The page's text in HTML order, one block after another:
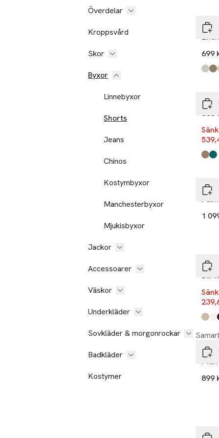
Överdelar
Kroppsvård
Skor
Byxor
Linnebyxor
Shorts
Jeans
Chinos
Kostymbyxor
Manchesterbyxor
Mjukisbyxor
Jackor
Accessoarer
Väskor
Underkläder
Sovkläder & morgonrockar
Badkläder
Kostymer
699
Dk
Lt
Dk
Sea
Walnut
Deep
LES
1
Dark
Sea
899